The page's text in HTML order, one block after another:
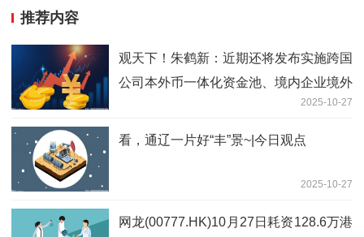
推荐内容
观天下！朱鹤新：近期还将发布实施跨国
公司本外币一体化资金池、境内企业境外
2025-10-27
看，通辽一片好“丰”景~|今日观点
2025-10-27
网龙(00777.HK)10月27日耗资128.6万港